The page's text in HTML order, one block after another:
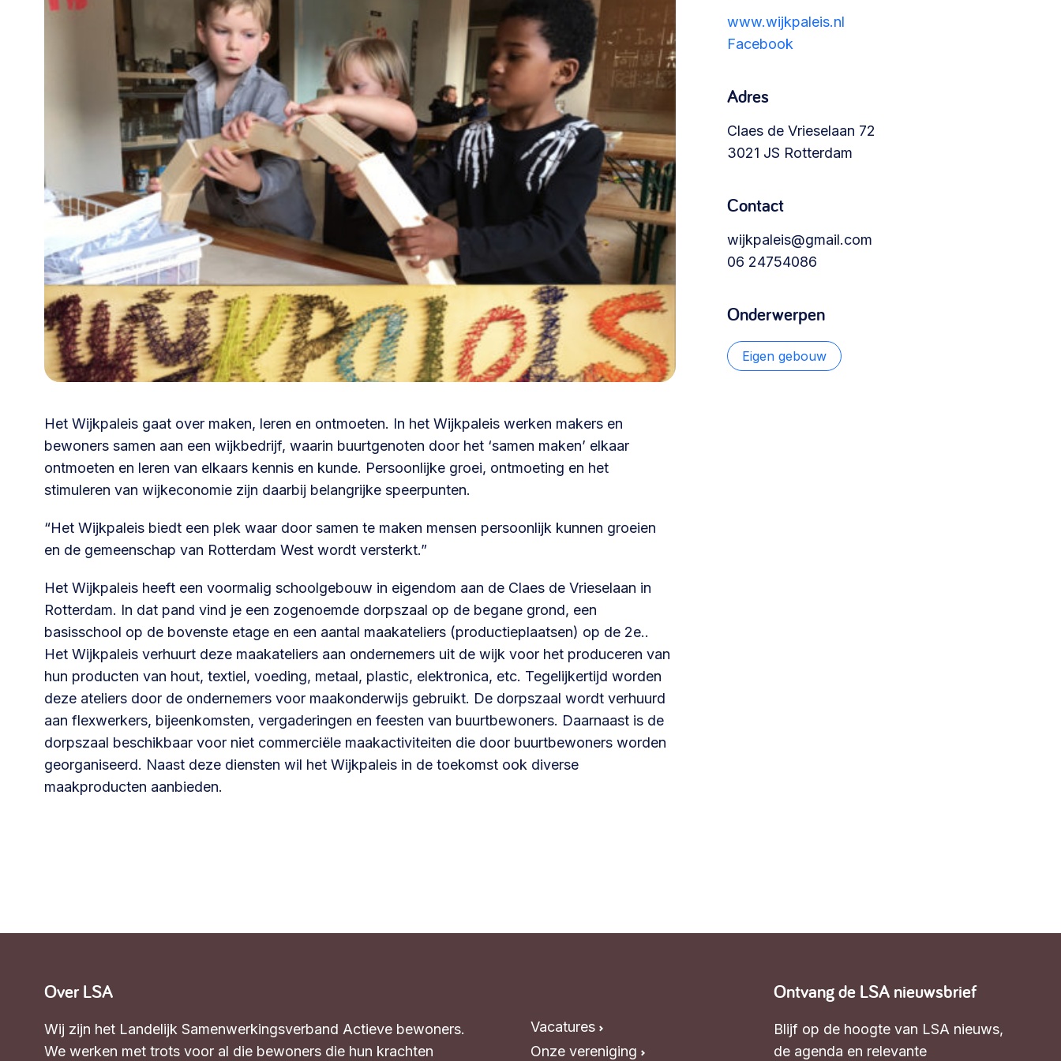
Community building en ABCD,
welkomstcultuur >
Betrokken buurten, contact stimuleren,
netwerken uitbreiden >
Weerbare gemeenschappen
Voorbereiden op crisis, noodsteunpunten,
ontmoetingsplekken >
Buurtenergie
Energiecollectieven, buurt vergroenen, SDG >
Meebeslissen
democratie >
Samenwerken en lokale politiek
Lobbyen, invloed uitoefenen,
maatschappelijke impact >
Omgevingswet en gebiedsontwikkeling
invoering omgevingswet, participatie,
gebiedsontwikkeling>
Advies of hulp nodig?
Je kunt altijd contact met ons opnemen via telefoon of e-mail.
030 231
Het Wijkpaleis gaat over maken, leren en ontmoeten. In het Wijkpaleis werken makers en
bewoners samen aan een wijkbedrijf, waarin buurtgenoten door het ‘samen maken’ elkaar
ontmoeten en leren van elkaars kennis en kunde. Persoonlijke groei, ontmoeting en het
stimuleren van wijkeconomie zijn daarbij belangrijke speerpunten.
“Het Wijkpaleis biedt een plek waar door samen te maken mensen persoonlijk kunnen groeien
en de gemeenschap van Rotterdam West wordt versterkt.”
Het Wijkpaleis heeft een voormalig schoolgebouw in eigendom aan de Claes de Vrieselaan in
Rotterdam. In dat pand vind je een zogenoemde dorpszaal op de begane grond, een
basisschool op de bovenste etage en een aantal maakateliers (productieplaatsen) op de 2e..
Het Wijkpaleis verhuurt deze maakateliers aan ondernemers uit de wijk voor het produceren van
hun producten van hout, textiel, voeding, metaal, plastic, elektronica, etc. Tegelijkertijd worden
deze ateliers door de ondernemers voor maakonderwijs gebruikt. De dorpszaal wordt verhuurd
aan flexwerkers, bijeenkomsten, vergaderingen en feesten van buurtbewoners. Daarnaast is de
dorpszaal beschikbaar voor niet commerciële maakactiviteiten die door buurtbewoners worden
georganiseerd. Naast deze diensten wil het Wijkpaleis in de toekomst ook diverse
maakproducten aanbieden.
www.wijkpaleis.nl
Facebook
Adres
Claes de Vrieselaan 72
3021 JS Rotterdam
Contact
wijkpaleis@gmail.com
06 24754086
Onderwerpen
Eigen gebouw
Over LSA
Wij zijn het Landelijk Samenwerkingsverband Actieve bewoners.
We werken met trots voor al die bewoners die hun krachten
Vacatures
Onze vereniging
Ontvang de LSA nieuwsbrief
Blijf op de hoogte van LSA nieuws,
de agenda en relevante